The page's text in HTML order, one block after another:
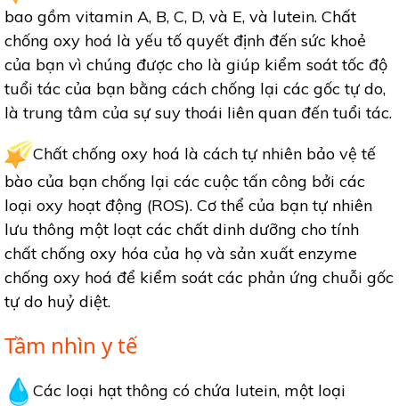
bao gồm vitamin A, B, C, D, và E, và lutein. Chất
chống oxy hoá là yếu tố quyết định đến sức khoẻ
của bạn vì chúng được cho là giúp kiểm soát tốc độ
tuổi tác của bạn bằng cách chống lại các gốc tự do,
là trung tâm của sự suy thoái liên quan đến tuổi tác.
Chất chống oxy hoá là cách tự nhiên bảo vệ tế
bào của bạn chống lại các cuộc tấn công bởi các
loại oxy hoạt động (ROS). Cơ thể của bạn tự nhiên
lưu thông một loạt các chất dinh dưỡng cho tính
chất chống oxy hóa của họ và sản xuất enzyme
chống oxy hoá để kiểm soát các phản ứng chuỗi gốc
tự do huỷ diệt.
Tầm nhìn y tế
Các loại hạt thông có chứa lutein, một loại